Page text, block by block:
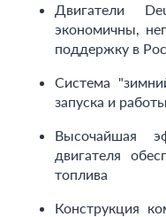
Двигатели
экономичны,
поддержку в
Система
запуска и
Высочайшая
двигателя
топлива
Конструкция